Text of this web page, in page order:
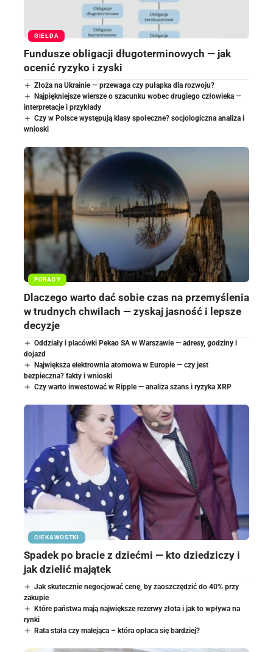
GIEŁDA
Fundusze obligacji długoterminowych — jak
ocenić ryzyko i zyski
Złoża na Ukrainie — przewaga czy pułapka dla rozwoju?
Najpiękniejsze wiersze o szacunku wobec drugiego człowieka —
interpretacje i przykłady
Czy w Polsce występują klasy społeczne? socjologiczna analiza i
wnioski
PORADY
Dlaczego warto dać sobie czas na przemyślenia
w trudnych chwilach — zyskaj jasność i lepsze
decyzje
Oddziały i placówki Pekao SA w Warszawie — adresy, godziny i
dojazd
Największa elektrownia atomowa w Europie — czy jest
bezpieczna? fakty i wnioski
Czy warto inwestować w Ripple — analiza szans i ryzyka XRP
CIEKAWOSTKI
Spadek po bracie z dziećmi — kto dziedziczy i
jak dzielić majątek
Jak skutecznie negocjować cenę, by zaoszczędzić do 40% przy
zakupie
Które państwa mają największe rezerwy złota i jak to wpływa na
rynki
Rata stała czy malejąca – która opłaca się bardziej?